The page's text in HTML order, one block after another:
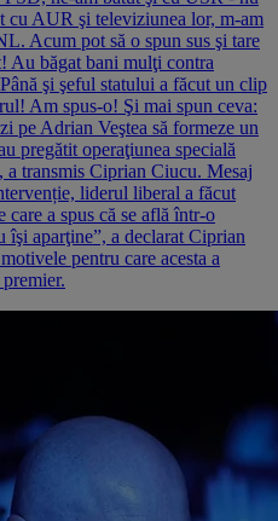
cu AUR şi televiziunea lor, m-am
Acum pot să o spun sus şi tare
Au băgat bani mulţi contra
şi şeful statului a făcut un clip
Am spus-o! Şi mai spun ceva:
pe Adrian Veştea să formeze un
pregătit operaţiunea specială
a transmis Ciprian Ciucu. Mesaj
liderul liberal a făcut
care a spus că se află într-o
aparţine”, a declarat Ciprian
pentru care acesta a